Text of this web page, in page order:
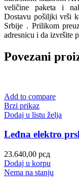
veličine paketa i
Dostavu pošiljki vrši
Srbije . Prilikom
adresnicu i da izvršite
Povezani
Add to compare
Brzi prikaz
Dodaj u listu želja
Leđna elektro
23.640,00 рсд
Dodaj u korpu
Nema na stanju